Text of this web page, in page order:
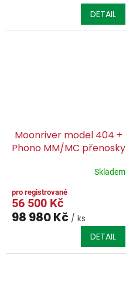
DETAIL
Moonriver model 404 +
Phono MM/MC přenosky
Skladem
56 500 Kč
98 980 Kč / ks
DETAIL